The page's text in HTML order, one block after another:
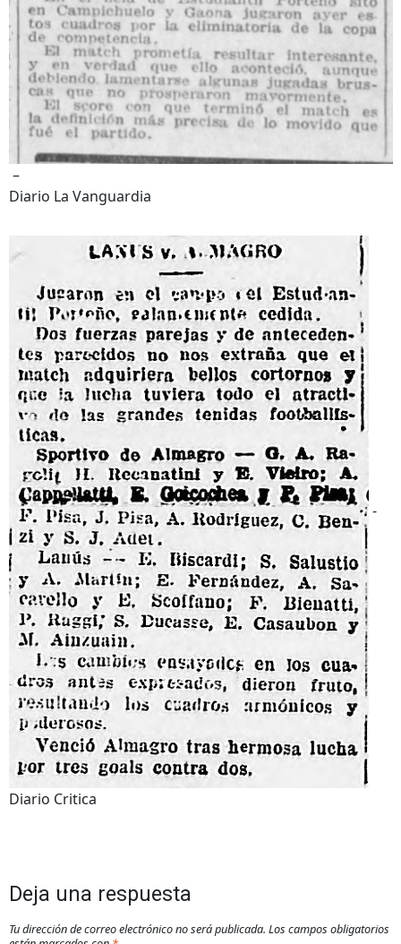
–
Diario La Vanguardia
-
Diario Critica
Deja una respuesta
Tu dirección de correo electrónico no será publicada. Los campos obligatorios